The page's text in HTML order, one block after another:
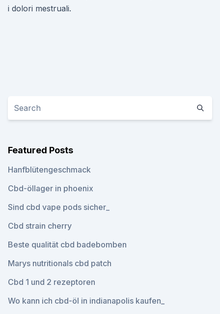
i dolori mestruali.
Featured Posts
Hanfblütengeschmack
Cbd-öllager in phoenix
Sind cbd vape pods sicher_
Cbd strain cherry
Beste qualität cbd badebomben
Marys nutritionals cbd patch
Cbd 1 und 2 rezeptoren
Wo kann ich cbd-öl in indianapolis kaufen_